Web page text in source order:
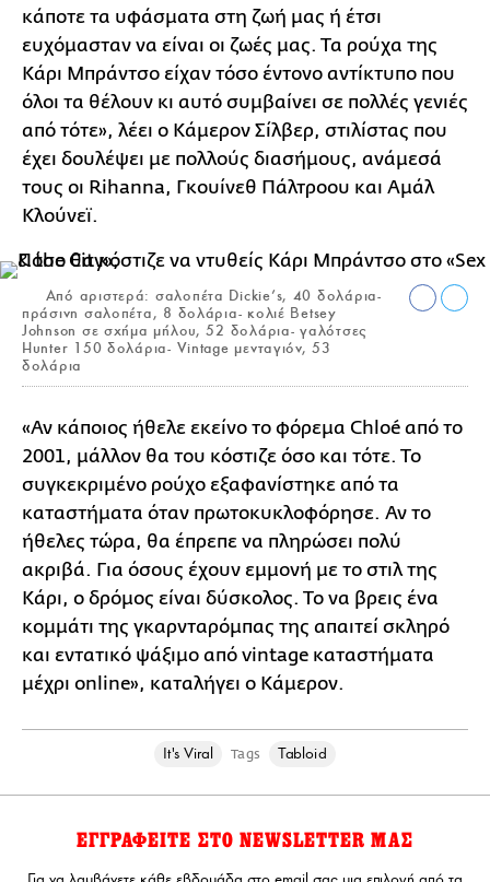
κάποτε τα υφάσματα στη ζωή μας ή έτσι
ευχόμασταν να είναι οι ζωές μας. Τα ρούχα της
Κάρι Μπράντσο είχαν τόσο έντονο αντίκτυπο που
όλοι τα θέλουν κι αυτό συμβαίνει σε πολλές γενιές
από τότε», λέει ο Κάμερον Σίλβερ, στιλίστας που
έχει δουλέψει με πολλούς διασήμους, ανάμεσά
τους οι Rihanna, Γκουίνεθ Πάλτροου και Αμάλ
Κλούνεϊ.
Από αριστερά: σαλοπέτα Dickie’s, 40 δολάρια-
πράσινη σαλοπέτα, 8 δολάρια- κολιέ Betsey
Johnson σε σχήμα μήλου, 52 δολάρια- γαλότσες
Hunter 150 δολάρια- Vintage μενταγιόν, 53
δολάρια
«Αν κάποιος ήθελε εκείνο το φόρεμα Chloé από το
2001, μάλλον θα του κόστιζε όσο και τότε. Το
συγκεκριμένο ρούχο εξαφανίστηκε από τα
καταστήματα όταν πρωτοκυκλοφόρησε. Αν το
ήθελες τώρα, θα έπρεπε να πληρώσει πολύ
ακριβά. Για όσους έχουν εμμονή με το στιλ της
Κάρι, ο δρόμος είναι δύσκολος. Το να βρεις ένα
κομμάτι της γκαρνταρόμπας της απαιτεί σκληρό
και εντατικό ψάξιμο από vintage καταστήματα
μέχρι online», καταλήγει ο Κάμερον.
It's Viral Tags Tabloid
ΕΓΓΡΑΦΕΙΤΕ ΣΤΟ NEWSLETTER ΜΑΣ